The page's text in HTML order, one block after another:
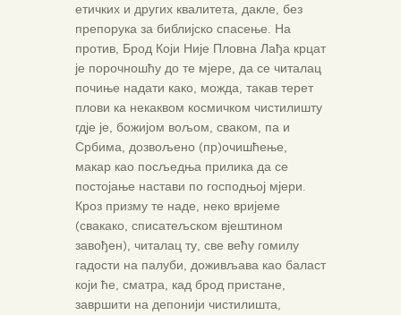
етичких и других квалитета, дакле, без
препорука за библијско спасење. На
против, Брод Који Није Пловна Лађа крцат
је порочношћу до те мјере, да се читалац
почиње надати како, можда, такав терет
плови ка некаквом космичком чистилишту
гдје је, божијом вољом, сваком, па и
Србима, дозвољено (пр)очишћење,
макар као посљедња прилика да се
постојање настави по господњој мјери.
Кроз призму те наде, неко вријеме
(свакако, списатељском вјештином
завођен), читалац ту, све већу гомилу
гадости на палуби, доживљава као баласт
који ће, сматра, кад брод пристане,
завршити на депонији чистилишта,